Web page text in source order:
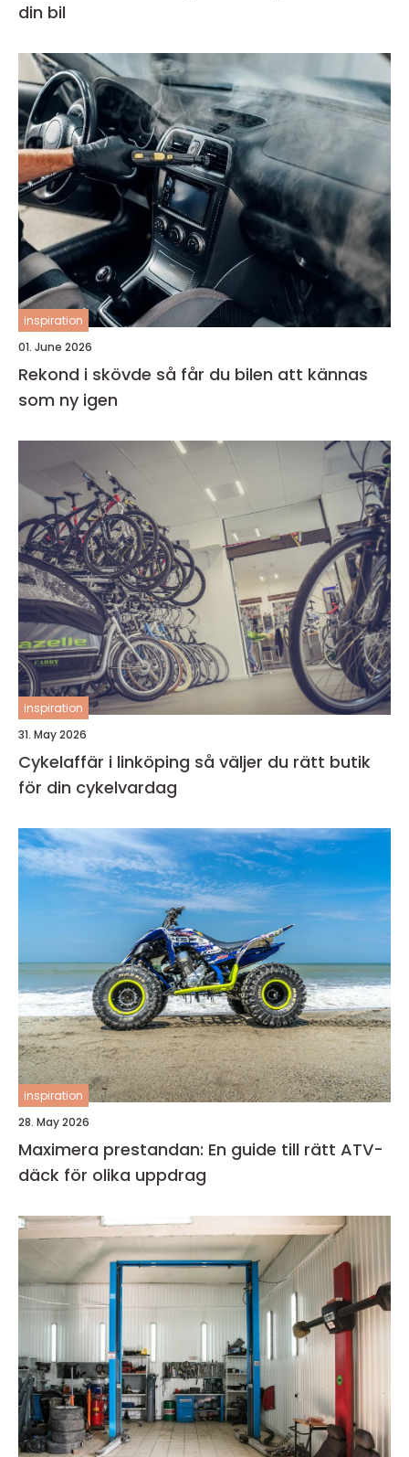
din bil
inspiration
01. June 2026
Rekond i skövde så får du bilen att kännas
som ny igen
inspiration
31. May 2026
Cykelaffär i linköping så väljer du rätt butik
för din cykelvardag
inspiration
28. May 2026
Maximera prestandan: En guide till rätt ATV-
däck för olika uppdrag